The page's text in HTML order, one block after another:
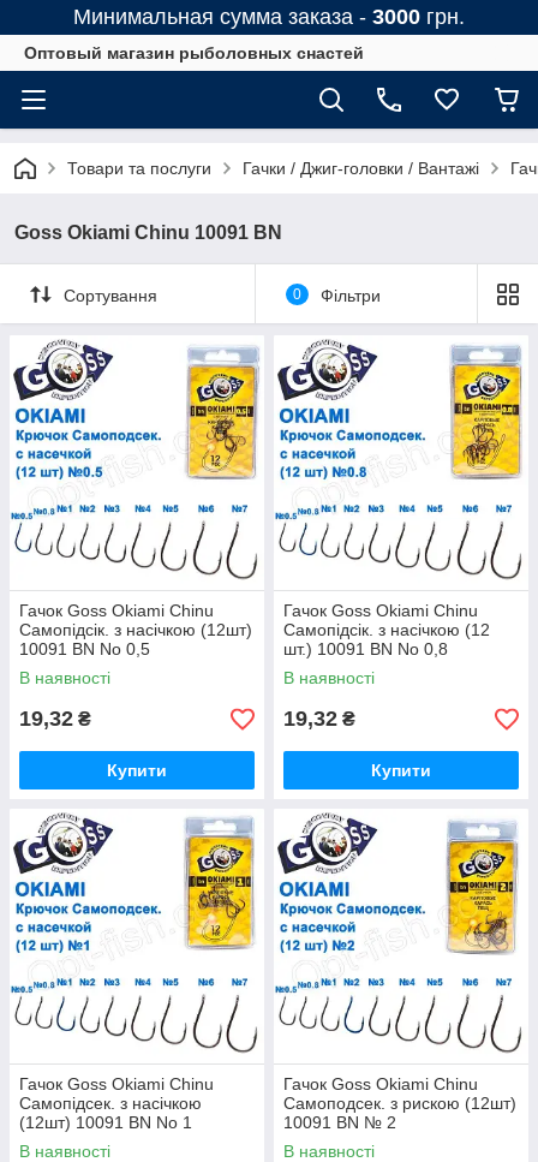
Минимальная сумма заказа - 3000 грн.
Оптовый магазин рыболовных снастей
Товари та послуги Гачки / Джиг-головки / Вантажі
Goss Okiami Chinu 10091 BN
Сортування 0 Фільтри
Гачок Goss Okiami Chinu
Самопідсік. з насічкою (12шт)
10091 BN No 0,5
В наявності
19,32 ₴
Купити
Гачок Goss Okiami Chinu
Самопідсік. з насічкою (12
шт.) 10091 BN No 0,8
В наявності
19,32 ₴
Купити
Гачок Goss Okiami Chinu
Самопідсек. з насічкою
(12шт) 10091 BN No 1
В наявності
Гачок Goss Okiami Chinu
Самоподсек. з рискою (12шт)
10091 BN № 2
В наявності